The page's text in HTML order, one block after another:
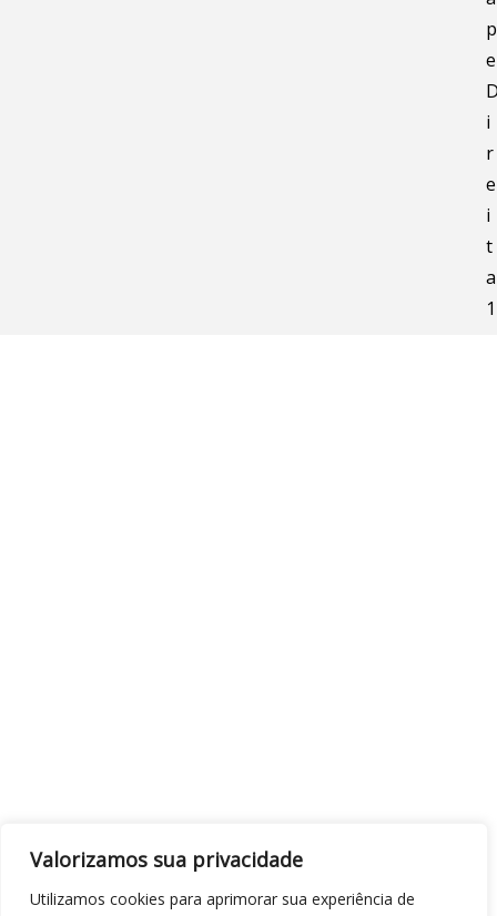
Valorizamos sua privacidade
Utilizamos cookies para aprimorar sua experiência de